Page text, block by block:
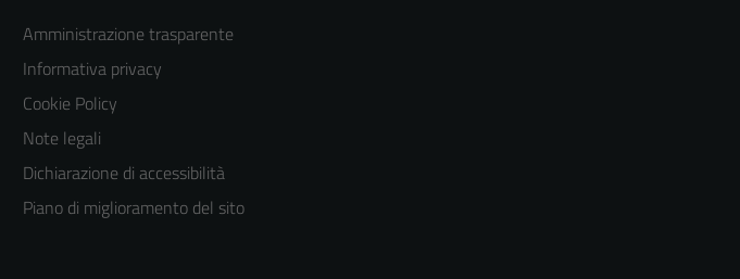
Amministrazione trasparente
Informativa privacy
Cookie Policy
Note legali
Dichiarazione di accessibilità
Piano di miglioramento del sito